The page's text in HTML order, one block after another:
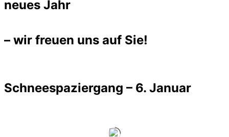
neues Jahr
– wir freuen uns auf Sie!
Schneespaziergang – 6. Januar